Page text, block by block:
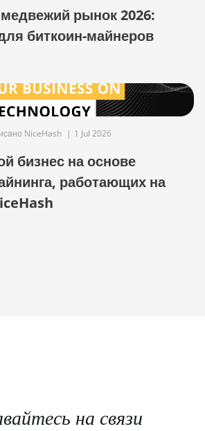
рынок 2026:
биткоин-майнеров
NiceHash | 1 Jul 2026
бизнес на основе
работающих на
на связи